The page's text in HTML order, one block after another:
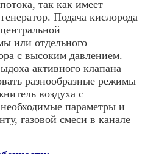
так как имеет
Подача кислорода
или отдельного
с высоким давлением.
активного клапана
разнообразные режимы
воздуха с
параметры и
газовой смеси в канале